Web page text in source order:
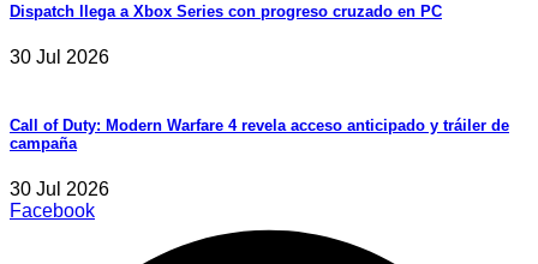
Dispatch llega a Xbox Series con progreso cruzado en PC
30 Jul 2026
Call of Duty: Modern Warfare 4 revela acceso anticipado y tráiler de
campaña
30 Jul 2026
Facebook